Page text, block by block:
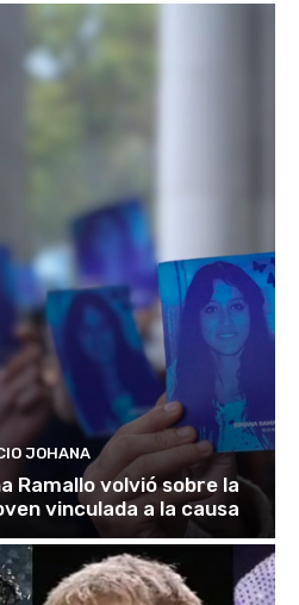
JOHANA
Ramallo volvió sobre la
vinculada a la causa